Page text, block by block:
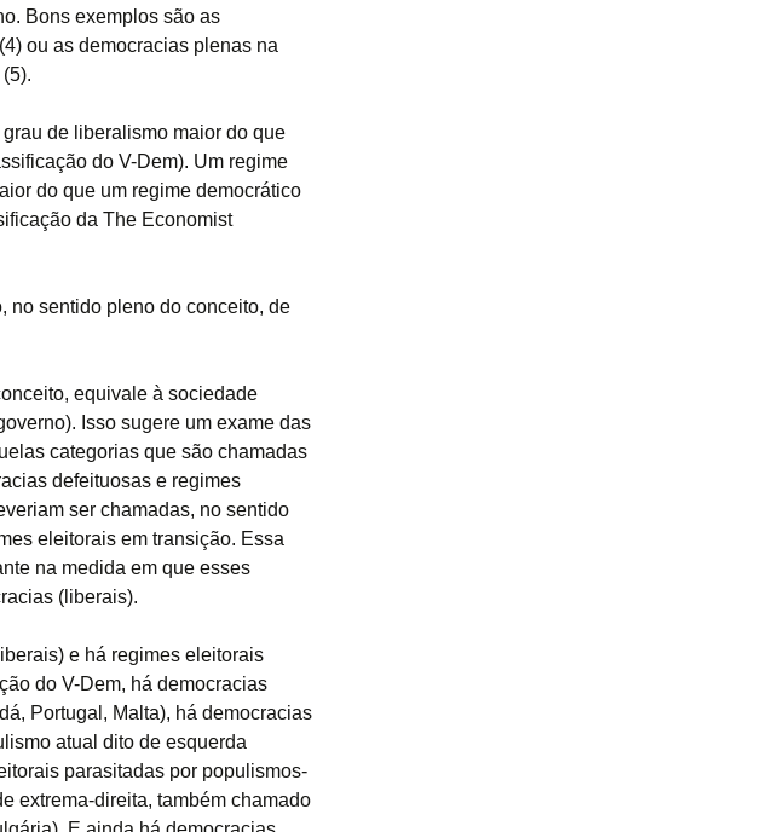
Bons exemplos são as
ou as democracias plenas na
de liberalismo maior do que
do V-Dem). Um regime
do que um regime democrático
da The Economist
no sentido pleno do conceito, de
equivale à sociedade
Isso sugere um exame das
categorias que são chamadas
defeituosas e regimes
ser chamadas, no sentido
eleitorais em transição. Essa
na medida em que esses
(liberais).
e há regimes eleitorais
do V-Dem, há democracias
Portugal, Malta), há democracias
atual dito de esquerda
parasitadas por populismos-
extrema-direita, também chamado